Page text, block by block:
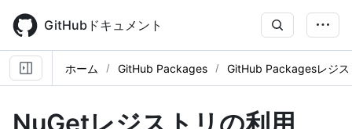
main
content
GitHubドキュメント
ホーム GitHub Packages GitHub Packagesレジス